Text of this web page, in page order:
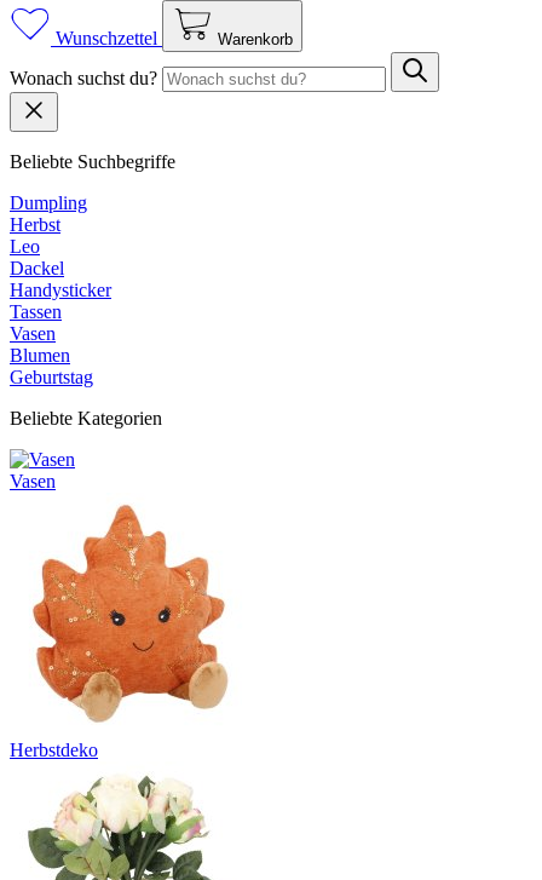
Wunschzettel Warenkorb
Wonach suchst du?
Beliebte Suchbegriffe
Dumpling
Herbst
Leo
Dackel
Handysticker
Tassen
Vasen
Blumen
Geburtstag
Beliebte Kategorien
Vasen
Herbstdeko